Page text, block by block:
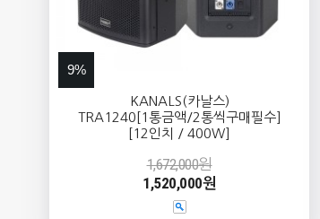
9%
KANALS(카날스)
TRA1240[1통금액/2통씩구매필수]
[12인치 / 400W]
1,672,000원
1,520,000원